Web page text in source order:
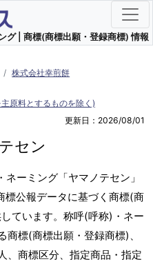
グ | 商標(商標出願・登録商標) 情報
株式会社幸煎餅
原料とするものを除く)
更新日：2026/08/01
セン
ーミング「ヤマノテセン」
標公報データに基づく商標(商
ています。称呼(呼称)・ネー
商標(商標出願・登録商標)、
、商標区分、指定商品・指定